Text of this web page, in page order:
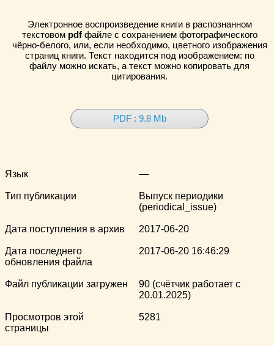
Электронное воспроизведение книги в распознанном
текстовом pdfфайле с сохранением фотографического
чёрно-белого, или, если необходимо, цветного изображения
страниц книги. Текст находится под изображением: по
файлу можно искать, а текст можно копировать для
цитирования.
PDF : 9.8 Mb
Язык —
Тип публикации
Выпуск периодики
(periodical_issue)
Дата поступления в архив 2017-06-20
Дата последнего
обновления файла
2017-06-20 16:46:29
Файл публикации загружен
90 (счётчик работает с
20.01.2025)
Просмотров этой
страницы
5281